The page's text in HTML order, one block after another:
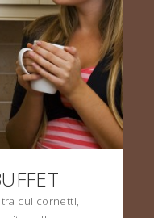
cui cornetti,